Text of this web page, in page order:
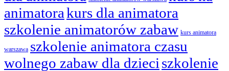
animatorakurs dla animatora
szkolenie animatorów zabaw kurs animatora
warszawa szkolenie animatora czasu
wolnego zabaw dla dzieci szkolenie